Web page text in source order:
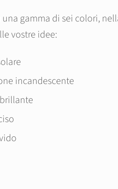
una gamma di sei colori,
vostre idee:
incandescente